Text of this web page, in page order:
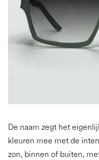
De naam zegt het
kleuren mee met de
zon, binnen of buiten,